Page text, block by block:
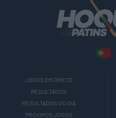
JOGOS EM DIRETO
RESULTADOS
RESULTADOS DO DIA
PRÓXIMOS JOGOS